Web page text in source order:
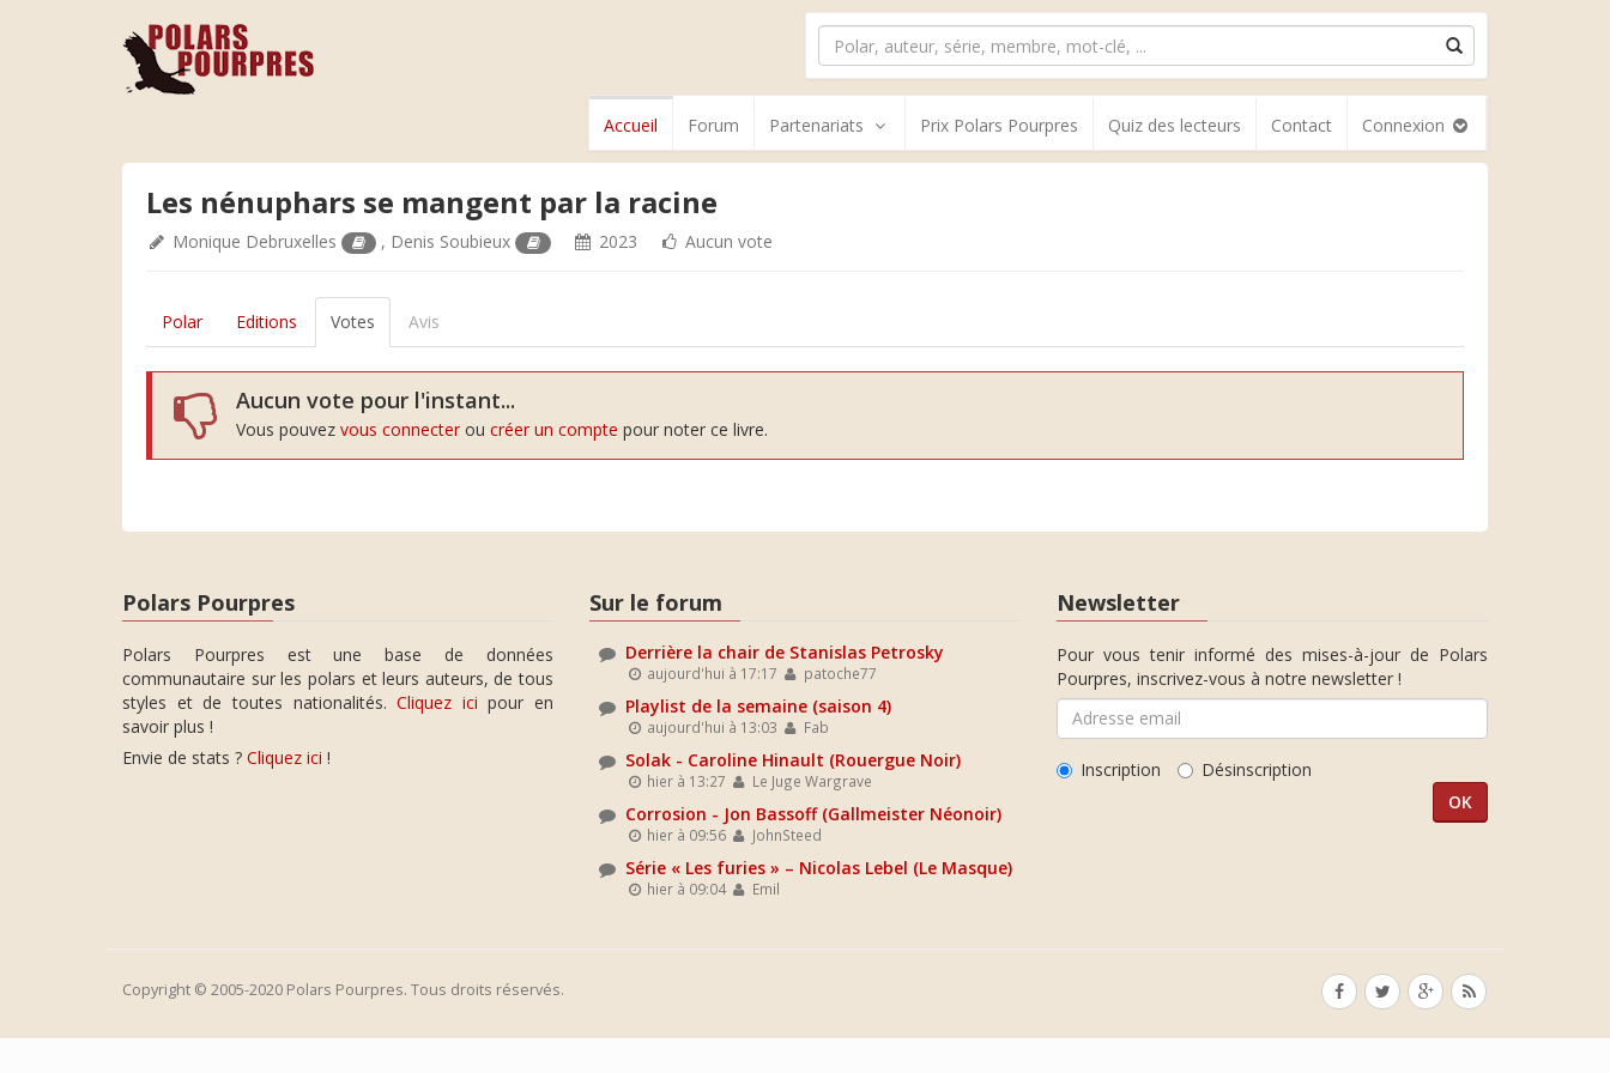
Accueil Forum Partenariats Prix Polars Pourpres Quiz des lecteurs Contact Connexion
Les nénuphars se mangent par la racine
Monique Debruxelles , Denis Soubieux 2023 Aucun vote
Polar Editions Votes Avis
Aucun vote pour l'instant...
Vous pouvez vous connecter ou créer un compte pour noter ce livre.
Polars Pourpres
Polars Pourpres est une base de données
communautaire sur les polars et leurs auteurs, de tous
styles et de toutes nationalités.Cliquez ici pour en
savoir plus !
Envie de stats ? Cliquez ici !
Sur le forum
Derrière la chair de Stanislas Petrosky
aujourd'hui à 17:17 patoche77
Playlist de la semaine (saison 4)
aujourd'hui à 13:03 Fab
Solak - Caroline Hinault (Rouergue Noir)
hier à 13:27 Le Juge Wargrave
Corrosion - Jon Bassoff (Gallmeister Néonoir)
hier à 09:56 JohnSteed
Série « Les furies » – Nicolas Lebel (Le Masque)
hier à 09:04 Emil
Newsletter
Pour vous tenir informé des mises-à-jour de Polars
Pourpres, inscrivez-vous à notre newsletter !
Inscription Désinscription
Copyright © 2005-2020 Polars Pourpres. Tous droits réservés.